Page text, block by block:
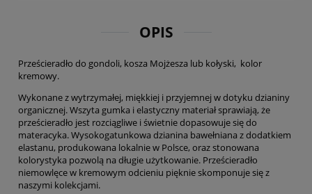
OPIS
Prześcieradło do gondoli, kosza Mojżesza lub kołyski, kolor
kremowy.
Wykonane z wytrzymałej, miękkiej i przyjemnej w dotyku dzianiny
organicznej. Wszyta gumka i elastyczny materiał sprawiają, że
prześcieradło jest rozciągliwe i świetnie dopasowuje się do
materacyka. Wysokogatunkowa dzianina bawełniana z dodatkiem
elastanu, produkowana lokalnie w Polsce, oraz stonowana
kolorystyka pozwolą na długie użytkowanie. Prześcieradło
niemowlęce w kremowym odcieniu pięknie skomponuje się z
naszymi kolekcjami.